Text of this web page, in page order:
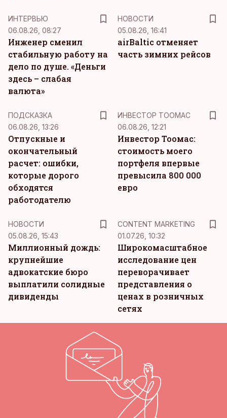
ИНТЕРВЬЮ
06.08.26, 08:27
Инженер сменил
стабильную работу на
дело по душе. «Деньги
здесь – слабая
валюта»
НОВОСТИ
05.08.26, 16:41
airBaltic отменяет
часть зимних рейсов
ПОДСКАЗКА
06.08.26, 13:26
Отпускные и
окончательный
расчет: ошибки,
которые дорого
обходятся
работодателю
ИНВЕСТОР ТООМАС
06.08.26, 12:21
Инвестор Тоомас:
стоимость моего
портфеля впервые
превысила 800 000
евро
НОВОСТИ
05.08.26, 15:43
Миллионный дождь:
крупнейшие
адвокатские бюро
выплатили солидные
дивиденды
CONTENT MARKETING
01.07.26, 10:32
Широкомасштабное
исследование цен
переворачивает
представления о
ценах в розничных
сетях